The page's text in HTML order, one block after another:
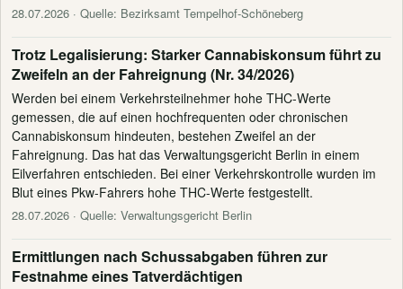
28.07.2026 · Quelle: Bezirksamt Tempelhof-Schöneberg
Trotz Legalisierung: Starker Cannabiskonsum führt zu
Zweifeln an der Fahreignung (Nr. 34/2026)
Werden bei einem Verkehrsteilnehmer hohe THC-Werte
gemessen, die auf einen hochfrequenten oder chronischen
Cannabiskonsum hindeuten, bestehen Zweifel an der
Fahreignung. Das hat das Verwaltungsgericht Berlin in einem
Eilverfahren entschieden. Bei einer Verkehrskontrolle wurden im
Blut eines Pkw-Fahrers hohe THC-Werte festgestellt.
28.07.2026 · Quelle: Verwaltungsgericht Berlin
Ermittlungen nach Schussabgaben führen zur
Festnahme eines Tatverdächtigen